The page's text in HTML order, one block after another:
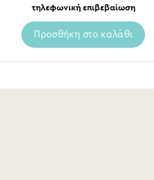
τηλεφωνική επιβεβαίωση
Προσθήκη στο καλάθι